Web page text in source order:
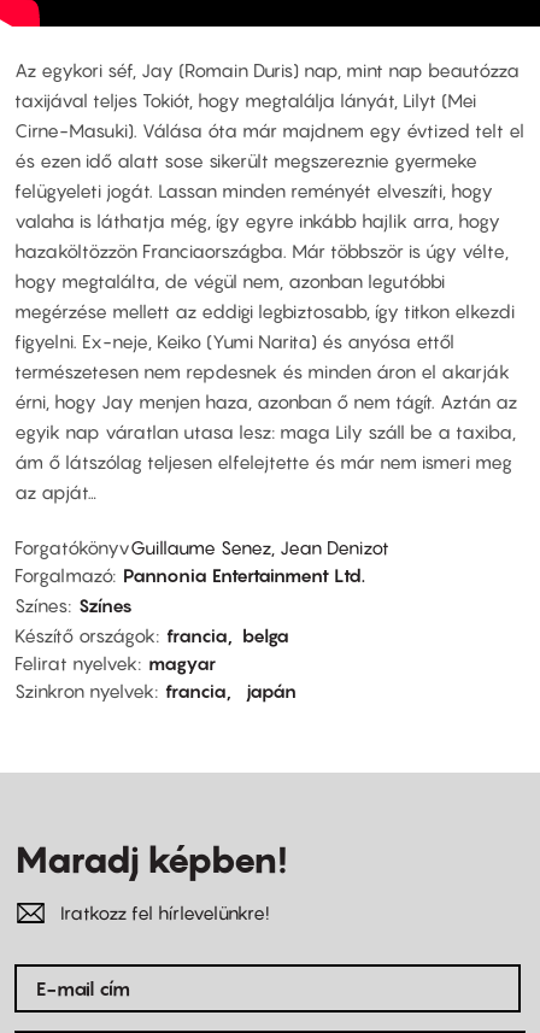
Az egykori séf, Jay (Romain Duris) nap, mint nap beautózza
taxijával teljes Tokiót, hogy megtalálja lányát, Lilyt (Mei
Cirne-Masuki). Válása óta már majdnem egy évtized telt el
és ezen idő alatt sose sikerült megszereznie gyermeke
felügyeleti jogát. Lassan minden reményét elveszíti, hogy
valaha is láthatja még, így egyre inkább hajlik arra, hogy
hazaköltözzön Franciaországba. Már többször is úgy vélte,
hogy megtalálta, de végül nem, azonban legutóbbi
megérzése mellett az eddigi legbiztosabb, így titkon elkezdi
figyelni. Ex-neje, Keiko (Yumi Narita) és anyósa ettől
természetesen nem repdesnek és minden áron el akarják
érni, hogy Jay menjen haza, azonban ő nem tágít. Aztán az
egyik nap váratlan utasa lesz: maga Lily száll be a taxiba,
ám ő látszólag teljesen elfelejtette és már nem ismeri meg
az apját…
ForgatókönyvGuillaume Senez, Jean Denizot
Forgalmazó Pannonia Entertainment Ltd.
Színes Színes
Készítő országok francia
belga
Felirat nyelvek
magyar
Szinkron nyelvek francia japán
Maradj képben!
Iratkozz fel hírlevelünkre!